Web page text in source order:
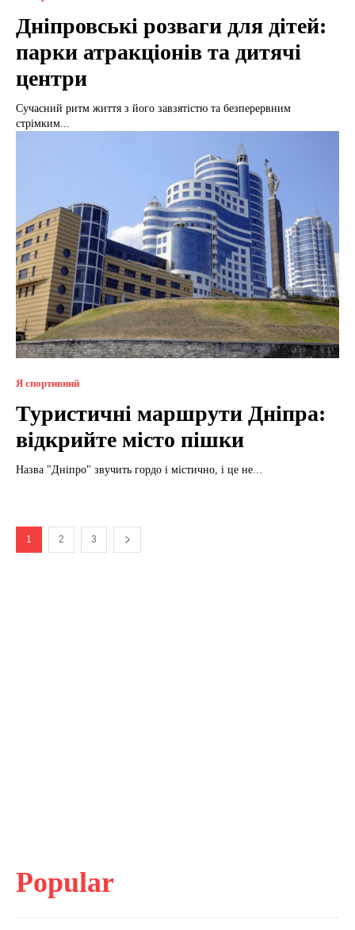
Дніпровські розваги для дітей:
парки атракціонів та дитячі
центри
Сучасний ритм життя з його завзятістю та безперервним
стрімким...
Я спортивний
Туристичні маршрути Дніпра:
відкрийте місто пішки
Назва "Дніпро" звучить гордо і містично, і це не...
1 2 3
Popular